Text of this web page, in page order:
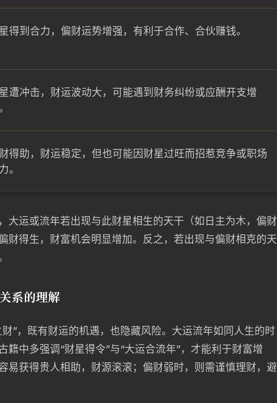
得到合力，偏财运势增强，有利于合作、合伙赚钱。
遭冲击，财运波动大，可能遇到财务纠纷或应酬开支增
得助，财运稳定，但也可能因财星过旺而招惹竞争或职场
。
大运或流年若出现与此财星相生的天干（如日主为木，偏财
财得生，财富机会明显增加。反之，若出现与偏财相克的天
系的理解
”，既有财运的机遇，也隐藏风险。大运流年如同人生的时
籍中多强调“财星得令”与“大运合流年”，才能利于财富增
易获得贵人相助，财源滚滚；偏财弱时，则需谨慎理财，避